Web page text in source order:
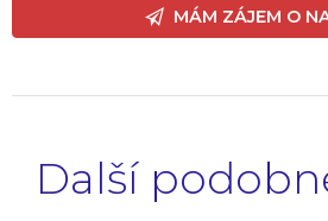
MÁM ZÁJEM O
Další